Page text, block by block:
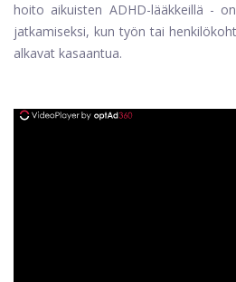
hoito aikuisten ADHD-lääkkeillä -
jatkamiseksi, kun työn tai
alkavat kasaantua.